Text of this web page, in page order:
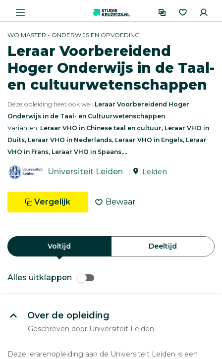
WO MASTER - ONDERWIJS EN OPVOEDING
Leraar Voorbereidend
Hoger Onderwijs in de Taal-
en cultuurwetenschappen
Deze opleiding heet ook wel: Leraar Voorbereidend Hoger
Onderwijs in de Taal- en Cultuurwetenschappen
Varianten: Leraar VHO in Chinese taal en cultuur, Leraar VHO in
Duits, Leraar VHO in Nederlands, Leraar VHO in Engels, Leraar
VHO in Frans, Leraar VHO in Spaans,...
Universiteit Leiden Leiden
Vergelijk Bewaar
Voltijd Deeltijd
Alles uitklappen
Over de opleiding
Geschreven door Universiteit Leiden
Deze lerarenopleiding aan de Universiteit Leiden is een